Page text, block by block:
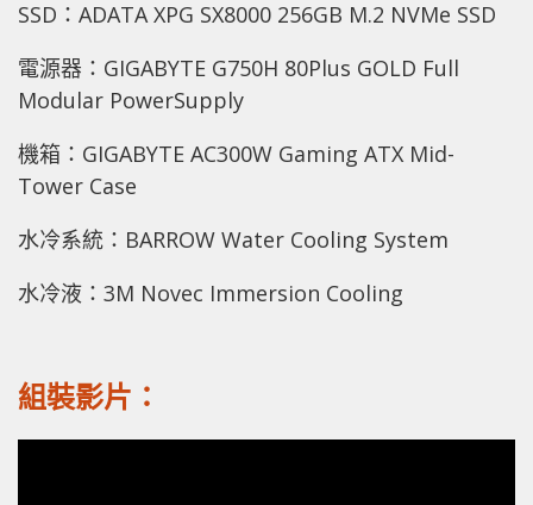
SSD：ADATA XPG SX8000 256GB M.2 NVMe SSD
電源器：GIGABYTE G750H 80Plus GOLD Full
Modular PowerSupply
機箱：GIGABYTE AC300W Gaming ATX Mid-
Tower Case
水冷系統：BARROW Water Cooling System
水冷液：3M Novec Immersion Cooling
組裝影片：